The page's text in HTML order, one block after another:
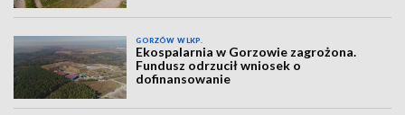
GORZÓW WLKP.
Ekospalarnia w Gorzowie zagrożona.
Fundusz odrzucił wniosek o
dofinansowanie